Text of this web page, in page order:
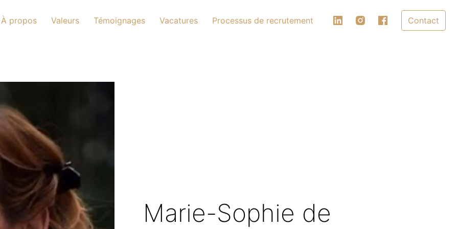
À propos Valeurs Témoignages Vacatures Processus de recrutement Contact
Marie-Sophie de